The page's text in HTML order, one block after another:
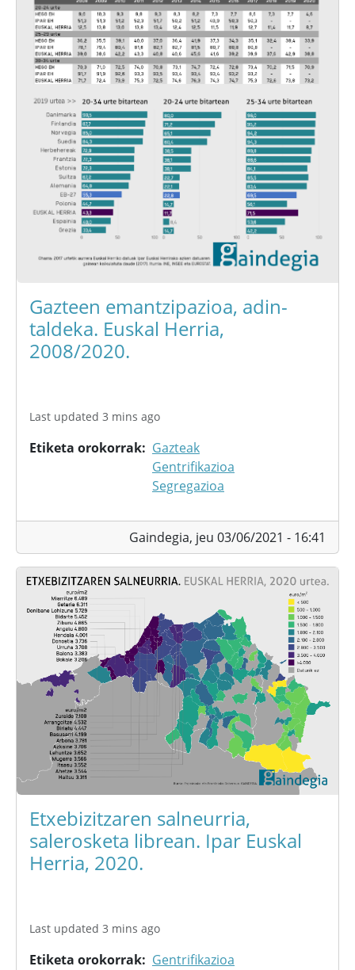
Gazteen emantzipazioa, adin-
taldeka. Euskal Herria,
2008/2020.
Last updated 3 mins ago
Etiketa orokorrak
Gazteak
Gentrifikazioa
Segregazioa
Gaindegia, jeu 03/06/2021 - 16:41
Etxebizitzaren salneurria,
salerosketa librean. Ipar Euskal
Herria, 2020.
Last updated 3 mins ago
Etiketa orokorrak Gentrifikazioa